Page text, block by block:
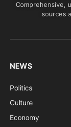
Comprehensive,
sources
NEWS
Politics
Culture
Economy